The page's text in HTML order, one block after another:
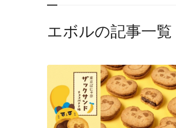
エボルの記事一覧